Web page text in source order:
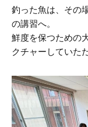
釣った魚は、その
の講習へ。
鮮度を保つための
クチャーしていた